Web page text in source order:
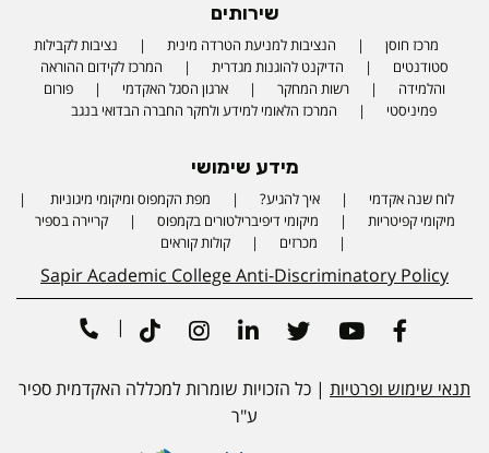
שירותים
מרכז חוסן הנציבות למניעת הטרדה מינית
נציבות לקבילות
סטודנטים
הדיקנט להוגנות מגדרית
המרכז לקידום ההוראה
והלמידה
רשות המחקר ארגון הסגל האקדמי
פורום
פמיניסטי
המרכז הלאומי למידע ולחקר החברה הבדואי בנגב
מידע שימושי
לוח שנה אקדמי איך להגיע?
מפת הקמפוס ומיקומי מיגוניות
מיקומי קפיטריות
מיקומי דיפיברילטורים בקמפוס
קריירה בספיר
מכרזים
קולות קוראים
Sapir Academic College Anti-Discriminatory Policy
תנאי שימוש ופרטיות | כל הזכויות שומרות למכללה האקדמית ספיר
ע"ר
Facebook
Youtube
Twitter
Linkedin
Instagram
Tiktok
|
Phone number